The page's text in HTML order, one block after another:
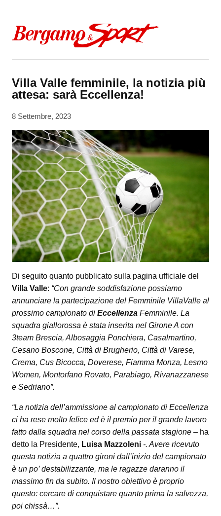
Villa Valle femminile, la notizia più
attesa: sarà Eccellenza!
8 Settembre, 2023
Di seguito quanto pubblicato sulla pagina ufficiale del
Villa Valle: “Con grande soddisfazione possiamo
annunciare la partecipazione del Femminile VillaValle al
prossimo campionato di Eccellenza Femminile. La
squadra giallorossa è stata inserita nel Girone A con
3team Brescia, Albosaggia Ponchiera, Casalmartino,
Cesano Boscone, Città di Brugherio, Città di Varese,
Crema, Cus Bicocca, Doverese, Fiamma Monza, Lesmo
Women, Montorfano Rovato, Parabiago, Rivanazzanese
e Sedriano”.
“La notizia dell’ammissione al campionato di Eccellenza
ci ha rese molto felice ed è il premio per il grande lavoro
fatto dalla squadra nel corso della passata stagione – ha
detto la Presidente, Luisa Mazzoleni -. Avere ricevuto
questa notizia a quattro gironi dall’inizio del campionato
è un po’ destabilizzante, ma le ragazze daranno il
massimo fin da subito. Il nostro obiettivo è proprio
questo: cercare di conquistare quanto prima la salvezza,
poi chissà…”.